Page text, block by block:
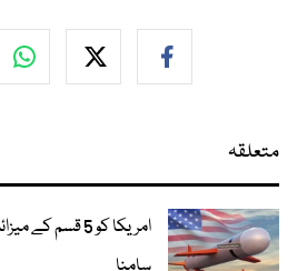
متعلقہ
امریکا کو 5 قسم